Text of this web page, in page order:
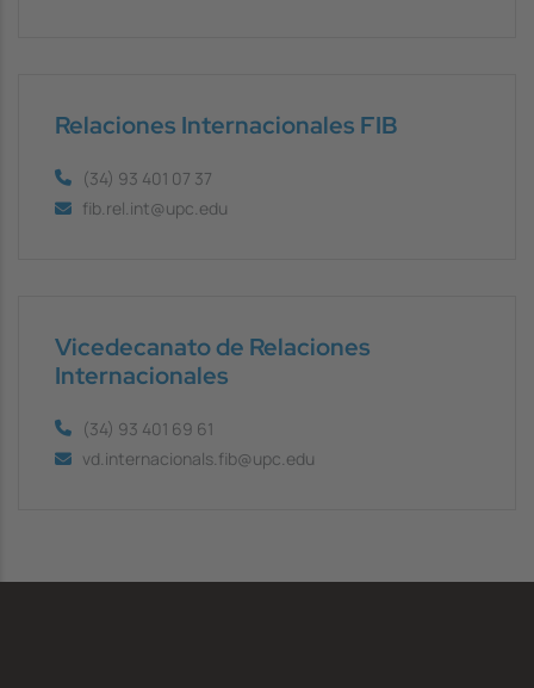
Relaciones Internacionales FIB
(34) 93 401 07 37
fib.rel.int@upc.edu
Vicedecanato de Relaciones
Internacionales
(34) 93 401 69 61
vd.internacionals.fib@upc.edu